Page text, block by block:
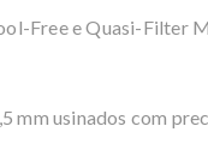
Free e Quasi-Filter
mm usinados com